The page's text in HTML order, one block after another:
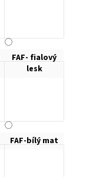
FAF- fialový
lesk
FAF-bílý mat